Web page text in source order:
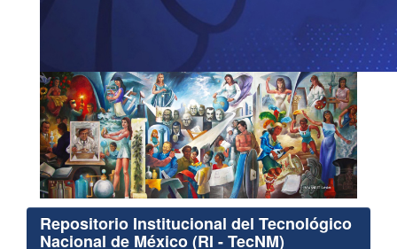
Repositorio Institucional del Tecnológico
Nacional de México (RI - TecNM)